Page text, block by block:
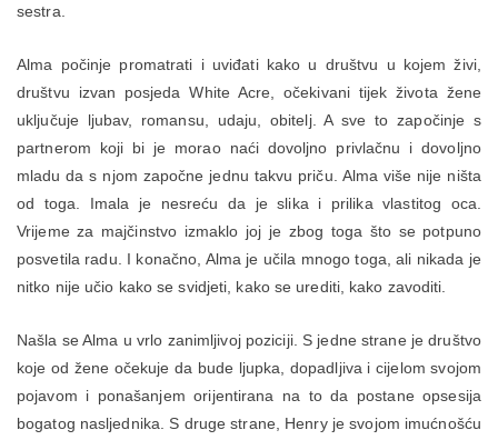
sestra.
Alma počinje promatrati i uviđati kako u društvu u kojem živi,
društvu izvan posjeda White Acre, očekivani tijek života žene
uključuje ljubav, romansu, udaju, obitelj. A sve to započinje s
partnerom koji bi je morao naći dovoljno privlačnu i dovoljno
mladu da s njom započne jednu takvu priču. Alma više nije ništa
od toga. Imala je nesreću da je slika i prilika vlastitog oca.
Vrijeme za majčinstvo izmaklo joj je zbog toga što se potpuno
posvetila radu. I konačno, Alma je učila mnogo toga, ali nikada je
nitko nije učio kako se svidjeti, kako se urediti, kako zavoditi.
Našla se Alma u vrlo zanimljivoj poziciji. S jedne strane je društvo
koje od žene očekuje da bude ljupka, dopadljiva i cijelom svojom
pojavom i ponašanjem orijentirana na to da postane opsesija
bogatog nasljednika. S druge strane, Henry je svojom imućnošću